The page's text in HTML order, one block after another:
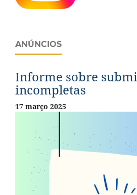
ANÚNCIOS
Informe sobre
incompletas
17 março 2025